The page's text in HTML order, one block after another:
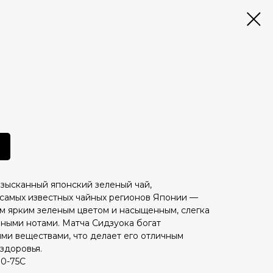
японский зеленый чай,
известных чайных регионов Японии —
ярким зеленым цветом и насыщенным, слегка
нотами. Матча Сидзуока богат
веществами, что делает его отличным
75С